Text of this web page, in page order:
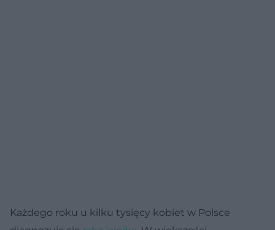
Każdego roku u kilku tysięcy kobiet w Polsce